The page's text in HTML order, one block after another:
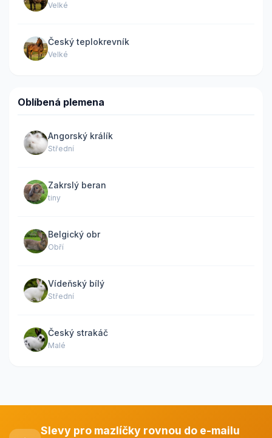
Velké
Český teplokrevník
Velké
Oblíbená plemena
Angorský králík
Střední
Zakrslý beran
tiny
Belgický obr
Obří
Vídeňský bílý
Střední
Český strakáč
Malé
Slevy pro mazlíčky rovnou do e-mailu